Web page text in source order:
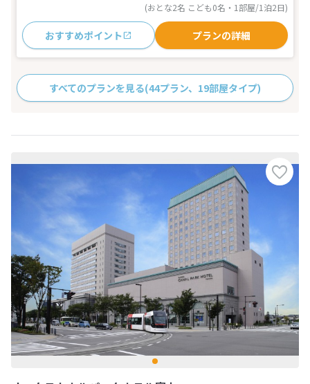
(おとな2名 こども0名・1部屋/1泊2日)
おすすめポイント プランの詳細
すべてのプランを見る(44プラン、19部屋タイプ)